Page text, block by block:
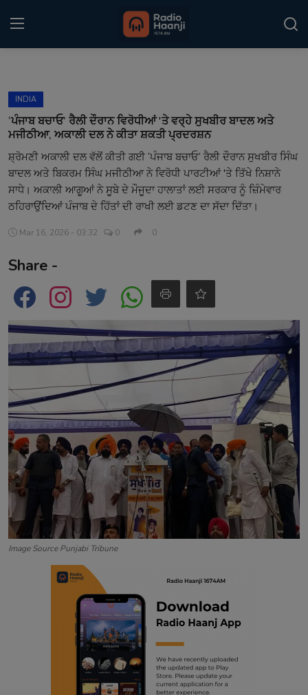
Home
Kitaab Kahani
Gallery
Sponsors
Matrimonial
Event
Contact
INDIA
‘ਪੰਜਾਬ ਬਚਾਓ’ ਰੈਲੀ ਦੌਰਾਨ ਵਿਰੋਧੀਆਂ 'ਤੇ ਵਰ੍ਹੇ ਸੁਖਬੀਰ ਬਾਦਲ ਅਤੇ
ਮਜੀਠੀਆ, ਅਕਾਲੀ ਦਲ ਨੇ ਕੀਤਾ ਸ਼ਕਤੀ ਪ੍ਰਦਰਸ਼ਨ
ਸ਼੍ਰੋਮਣੀ ਅਕਾਲੀ ਦਲ ਵੱਲੋਂ ਕੀਤੀ ਗਈ ‘ਪੰਜਾਬ ਬਚਾਓ’ ਰੈਲੀ ਦੌਰਾਨ ਸੁਖਬੀਰ ਸਿੰਘ
ਬਾਦਲ ਅਤੇ ਬਿਕਰਮ ਸਿੰਘ ਮਜੀਠੀਆ ਨੇ ਵਿਰੋਧੀ ਪਾਰਟੀਆਂ 'ਤੇ ਤਿੱਖੇ ਨਿਸ਼ਾਨੇ
ਸਾਧੇ। ਅਕਾਲੀ ਆਗੂਆਂ ਨੇ ਸੂਬੇ ਦੇ ਮੌਜੂਦਾ ਹਾਲਾਤਾਂ ਲਈ ਸਰਕਾਰ ਨੂੰ ਜ਼ਿੰਮੇਵਾਰ
ਠਹਿਰਾਉਂਦਿਆਂ ਪੰਜਾਬ ਦੇ ਹਿੱਤਾਂ ਦੀ ਰਾਖੀ ਲਈ ਡਟਣ ਦਾ ਸੱਦਾ ਦਿੱਤਾ।
Mar 16, 2026 - 03:32 0 0
Share -
Image Source Punjabi Tribune